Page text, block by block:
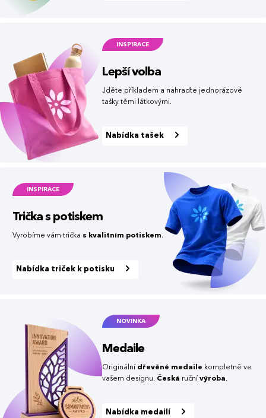
INSPIRACE
Lepší volba
Jděte příkladem a nahraďte jednorázové
tašky těmi látkovými.
Nabídka tašek
INSPIRACE
Trička s potiskem
Vyrobíme vám trička s kvalitním potiskem.
Nabídka triček k potisku
NOVINKA
Medaile
Originální dřevěné medaile kompletně ve
vašem designu. Česká ruční výroba.
Nabídka medailí